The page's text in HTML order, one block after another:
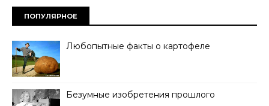
ПОПУЛЯРНОЕ
Любопытные факты о картофеле
Безумные изобретения прошлого